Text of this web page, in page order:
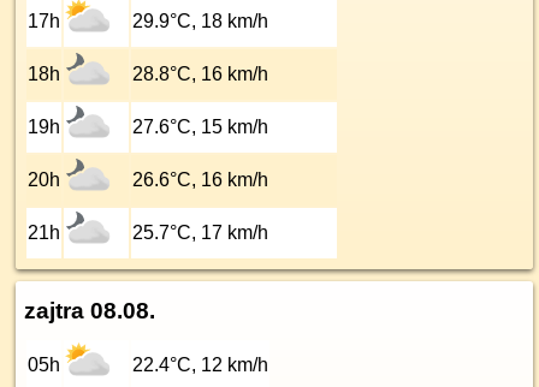
17h 29.9°C, 18 km/h
18h 28.8°C, 16 km/h
19h 27.6°C, 15 km/h
20h 26.6°C, 16 km/h
21h 25.7°C, 17 km/h
zajtra 08.08.
05h 22.4°C, 12 km/h